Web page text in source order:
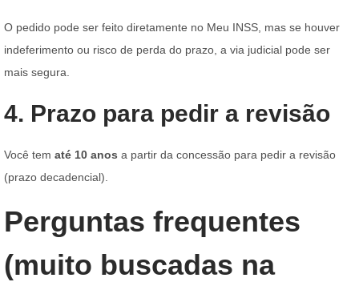
O pedido pode ser feito diretamente no Meu INSS, mas se houver
indeferimento ou risco de perda do prazo, a via judicial pode ser
mais segura.
4. Prazo para pedir a revisão
Você tem até 10 anos a partir da concessão para pedir a revisão
(prazo decadencial).
Perguntas frequentes
(muito buscadas na